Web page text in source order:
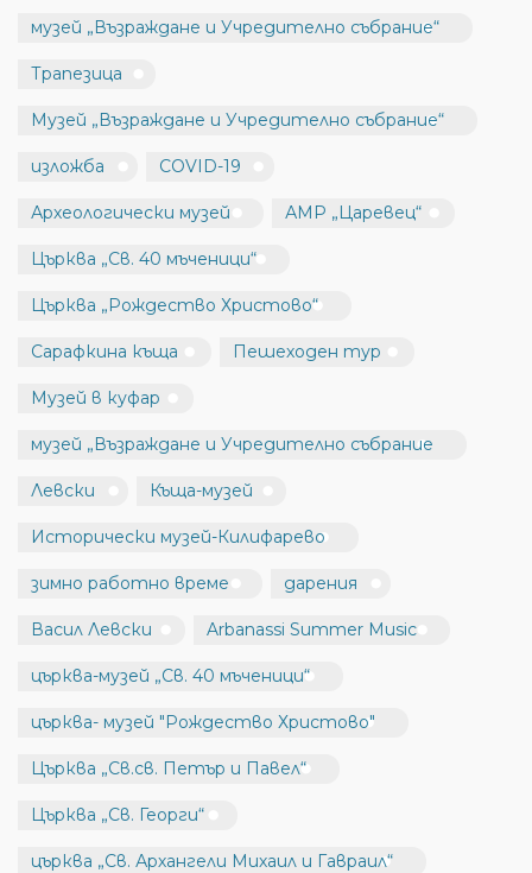
музей „Възраждане и Учредително събрание“
Трапезица
Музей „Възраждане и Учредително събрание“
изложба COVID-19
Археологически музей АМР „Царевец“
Църква „Св. 40 мъченици“
Църква „Рождество Христово“
Сарафкина къща Пешеходен тур
Музей в куфар
музей „Възраждане и Учредително събрание
Левски Къща-музей
Исторически музей-Килифарево
зимно работно време дарения
Васил Левски Arbanassi Summer Music
църква-музей „Св. 40 мъченици“
църква- музей "Рождество Христово"
Църква „Св.св. Петър и Павел“
Църква „Св. Георги“
църква „Св. Архангели Михаил и Гавраил“